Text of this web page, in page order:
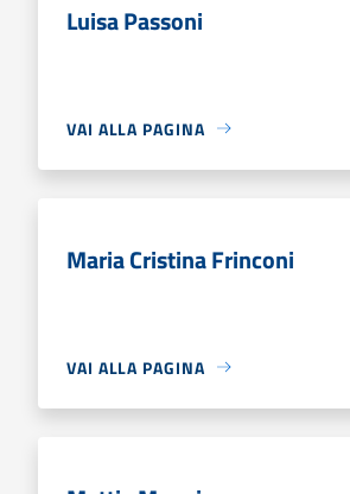
Luisa Passoni
VAI ALLA PAGINA
Maria Cristina Frinconi
VAI ALLA PAGINA